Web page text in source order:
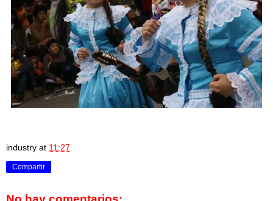
industry at 11:27
Compartir